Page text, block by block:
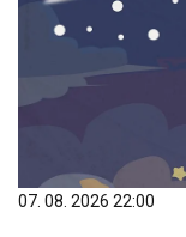
07. 08. 2026 22:00